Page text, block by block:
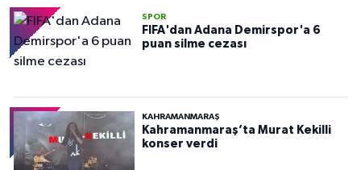
SPOR
FIFA'dan Adana Demirspor'a 6
puan silme cezası
KAHRAMANMARAŞ
Kahramanmaraş’ta Murat Kekilli
konser verdi